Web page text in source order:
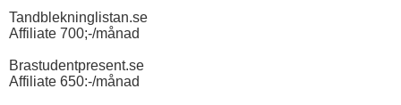
Tandblekninglistan.se
Affiliate 700;-/månad
Brastudentpresent.se
Affiliate 650:-/månad